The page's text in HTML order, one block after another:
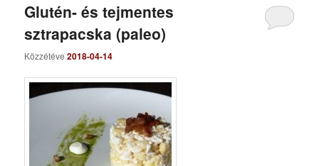
Glutén- és tejmentes
sztrapacska (paleo)
Közzétéve2018-04-14